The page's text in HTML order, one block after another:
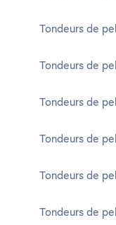
Tondeurs de
Tondeurs de
Tondeurs de
Tondeurs de
Tondeurs de
Tondeurs de